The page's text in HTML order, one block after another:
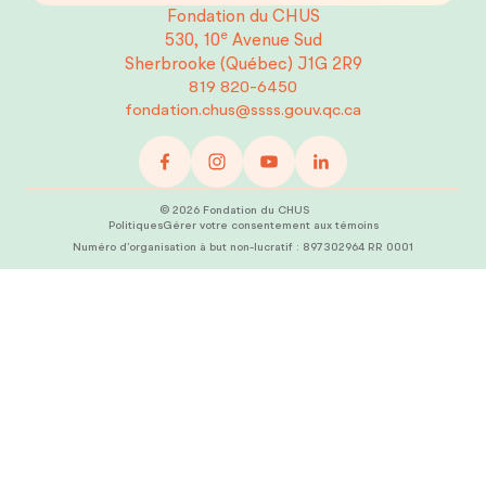
Fondation du CHUS
530, 10eAvenue Sud
Sherbrooke (Québec) J1G 2R9
819 820-6450
fondation.chus@ssss.gouv.qc.ca
©2026 Fondation du CHUS
PolitiquesGérer votre consentement aux témoins
Numéro d’organisation à but non-lucratif : 897302964 RR 0001